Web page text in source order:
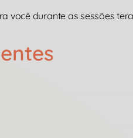
você durante as sessões